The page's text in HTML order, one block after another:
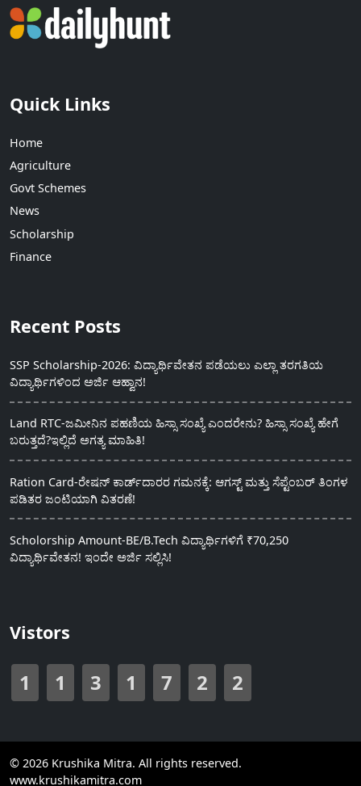
Quick Links
Home
Agriculture
Govt Schemes
News
Scholarship
Finance
Recent Posts
SSP Scholarship-2026: ವಿದ್ಯಾರ್ಥಿವೇತನ ಪಡೆಯಲು ಎಲ್ಲಾ ತರಗತಿಯ
ವಿದ್ಯಾರ್ಥಿಗಳಿಂದ ಅರ್ಜಿ ಆಹ್ವಾನ!
Land RTC-ಜಮೀನಿನ ಪಹಣಿಯ ಹಿಸ್ಸಾ ಸಂಖ್ಯೆ ಎಂದರೇನು? ಹಿಸ್ಸಾ ಸಂಖ್ಯೆ ಹೇಗೆ
ಬರುತ್ತದೆ?ಇಲ್ಲಿದೆ ಅಗತ್ಯ ಮಾಹಿತಿ!
Ration Card-ರೇಷನ್ ಕಾರ್ಡ್‍ದಾರರ ಗಮನಕ್ಕೆ: ಆಗಸ್ಟ್ ಮತ್ತು ಸೆಪ್ಟೆಂಬರ್ ತಿಂಗಳ
ಪಡಿತರ ಜಂಟಿಯಾಗಿ ವಿತರಣೆ!
Scholorship Amount-BE/B.Tech ವಿದ್ಯಾರ್ಥಿಗಳಿಗೆ ₹70,250
ವಿದ್ಯಾರ್ಥಿವೇತನ! ಇಂದೇ ಅರ್ಜಿ ಸಲ್ಲಿಸಿ!
Vistors
1 1 3 1 7 2 2
© 2026 Krushika Mitra. All rights reserved.
www.krushikamitra.com